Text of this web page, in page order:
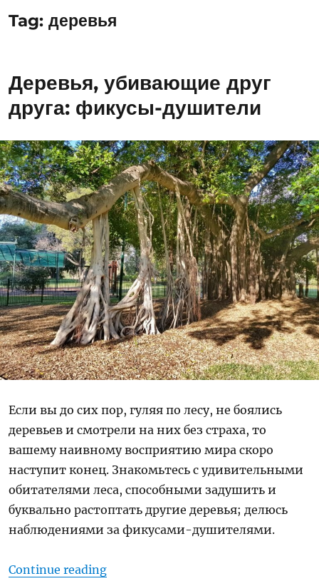
Tag:деревья
Деревья, убивающие друг
друга: фикусы-душители
Если вы до сих пор, гуляя по лесу, не боялись
деревьев и смотрели на них без страха, то
вашему наивному восприятию мира скоро
наступит конец. Знакомьтесь с удивительными
обитателями леса, способными задушить и
буквально растоптать другие деревья; делюсь
наблюдениями за фикусами-душителями.
Continue reading“Деревья, убивающие друг